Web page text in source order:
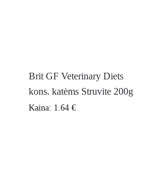
Brit GF Veterinary Diets
kons. katėms Struvite 200g
Kaina: 1.64€